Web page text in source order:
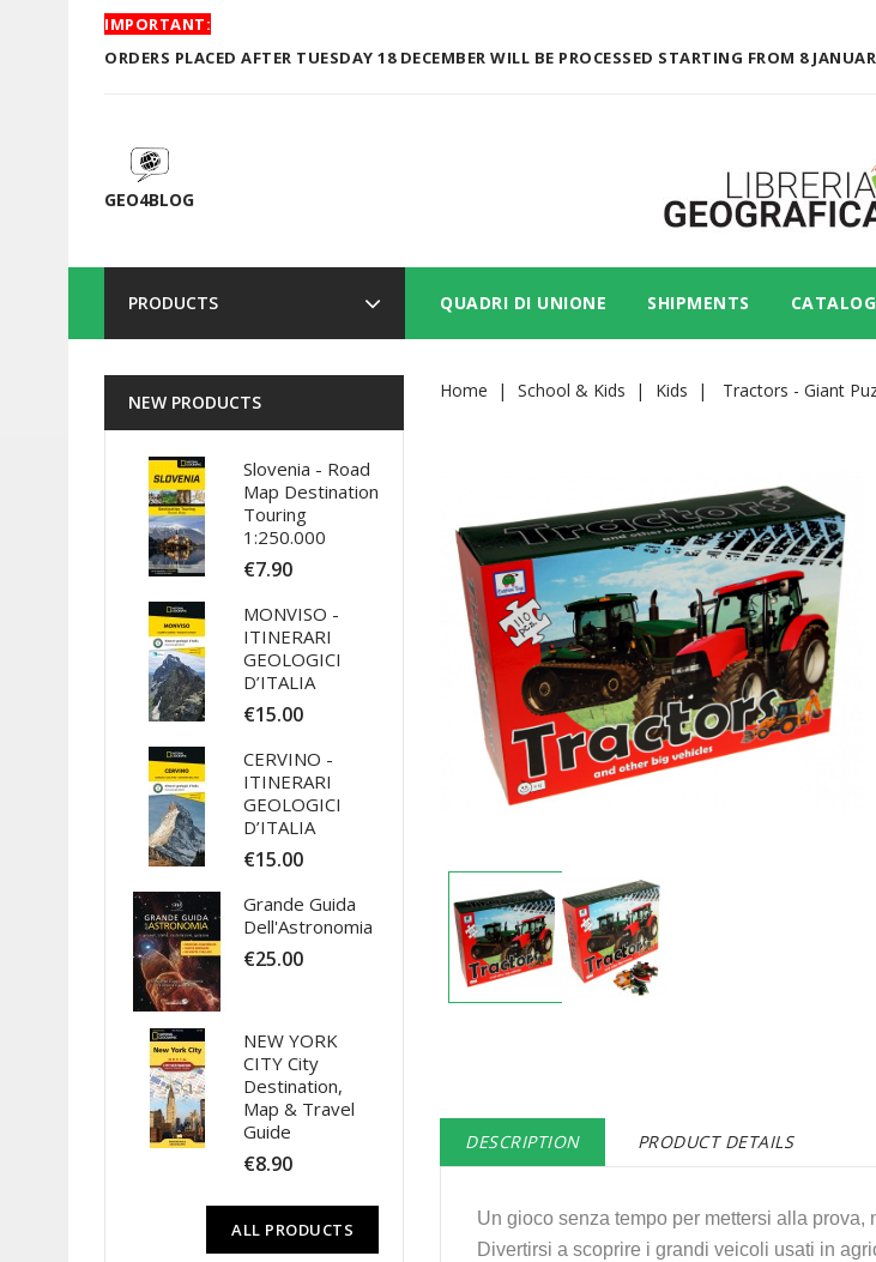
IMPORTANT:
ORDERS PLACED AFTER TUESDAY 18 DECEMBER WILL BE PROCESSED STARTING FROM 8
GEO4BLOG
QUADRI DI UNIONE SHIPMENTS CATALOG
PRODUCTS
NEW PRODUCTS
Slovenia - Road
Map Destination
Touring
1:250.000
€7.90
MONVISO -
ITINERARI
GEOLOGICI
D’ITALIA
€15.00
CERVINO -
ITINERARI
GEOLOGICI
D’ITALIA
€15.00
Grande Guida
Dell'Astronomia
€25.00
NEW YORK
CITY City
Destination,
Map & Travel
Guide
€8.90
ALL PRODUCTS
Home School & Kids Kids Tractors - Giant
DESCRIPTION PRODUCT DETAILS
Un gioco senza tempo per mettersi alla
Divertirsi a scoprire i grandi veicoli usati in